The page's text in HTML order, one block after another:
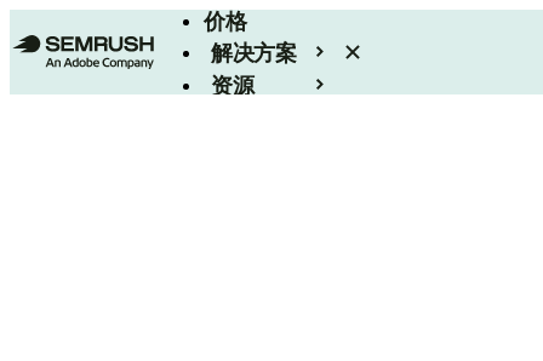
价格
解决方案
资源